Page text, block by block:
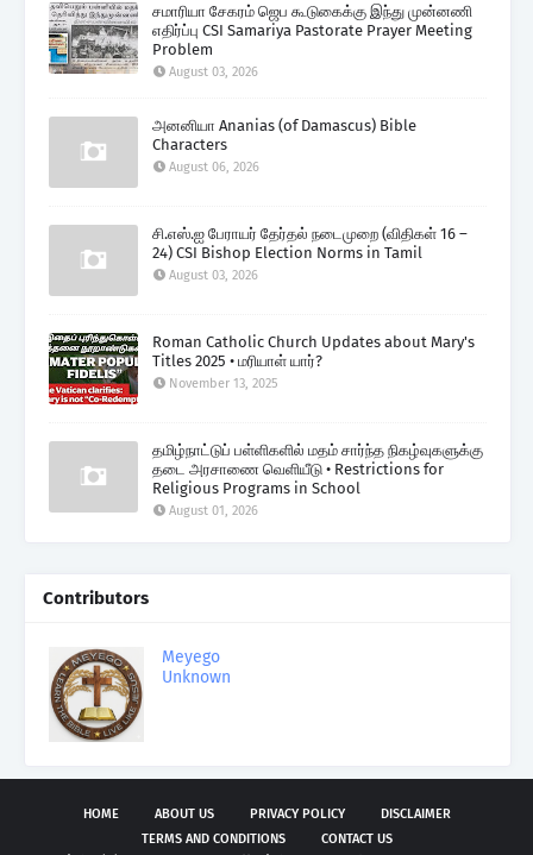
சமாரியா சேகரம் ஜெப கூடுகைக்கு இந்து முன்னணி
எதிர்ப்பு CSI Samariya Pastorate Prayer Meeting
Problem
August 03, 2026
அனனியா Ananias (of Damascus) Bible
Characters
August 06, 2026
சி.எஸ்.ஐ பேராயர் தேர்தல் நடைமுறை (விதிகள் 16 –
24) CSI Bishop Election Norms in Tamil
August 03, 2026
Roman Catholic Church Updates about Mary's
Titles 2025 • மரியாள் யார்?
November 13, 2025
தமிழ்நாட்டுப் பள்ளிகளில் மதம் சார்ந்த நிகழ்வுகளுக்கு
தடை அரசாணை வெளியீடு • Restrictions for
Religious Programs in School
August 01, 2026
Contributors
Meyego
Unknown
HOME ABOUT US PRIVACY POLICY
DISCLAIMER
TERMS AND CONDITIONS
CONTACT US